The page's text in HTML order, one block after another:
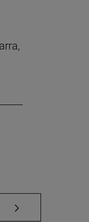
TAB para